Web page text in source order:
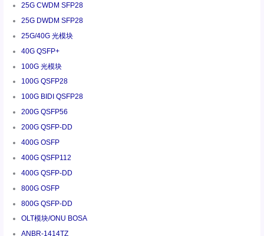
25G CWDM SFP28
25G DWDM SFP28
25G/40G 光模块
40G QSFP+
100G 光模块
100G QSFP28
100G BIDI QSFP28
200G QSFP56
200G QSFP-DD
400G OSFP
400G QSFP112
400G QSFP-DD
800G OSFP
800G QSFP-DD
OLT模块/ONU BOSA
ANBR-1414TZ